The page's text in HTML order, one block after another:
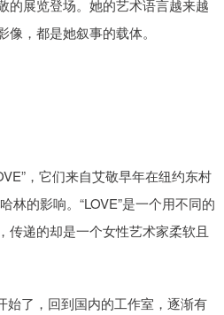
的展览登场。她的艺术语言越来越
，都是她叙事的载体。
，它们来自艾敬早年在纽约东村
林的影响。“LOVE”是一个用不同的
传递的却是一个女性艺术家柔软且
始了，回到国内的工作室，逐渐有